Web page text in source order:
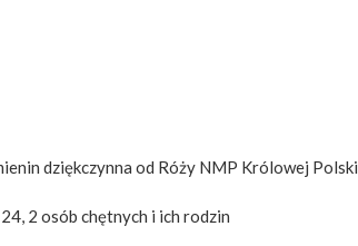
dziękczynna od Róży NMP Królowej Polski
2 osób chętnych i ich rodzin